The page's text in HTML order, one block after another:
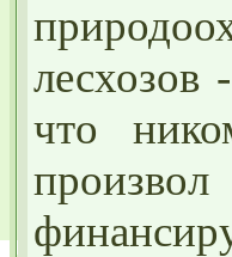
лесхозов
что